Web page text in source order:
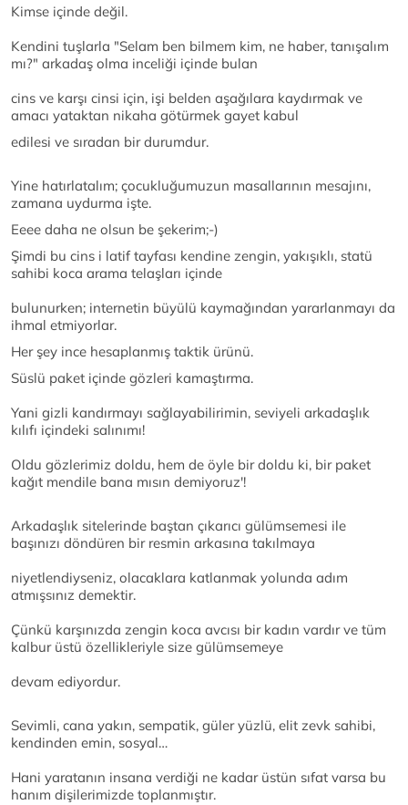
Kimse içinde değil.
Kendini tuşlarla "Selam ben bilmem kim, ne haber, tanışalım
mı?" arkadaş olma inceliği içinde bulan
cins ve karşı cinsi için, işi belden aşağılara kaydırmak ve
amacı yataktan nikaha götürmek gayet kabul
edilesi ve sıradan bir durumdur.
Yine hatırlatalım; çocukluğumuzun masallarının mesajını,
zamana uydurma işte.
Eeee daha ne olsun be şekerim;-)
Şimdi bu cins i latif tayfası kendine zengin, yakışıklı, statü
sahibi koca arama telaşları içinde
bulunurken; internetin büyülü kaymağından yararlanmayı da
ihmal etmiyorlar.
Her şey ince hesaplanmış taktik ürünü.
Süslü paket içinde gözleri kamaştırma.
Yani gizli kandırmayı sağlayabilirimin, seviyeli arkadaşlık
kılıfı içindeki salınımı!
Oldu gözlerimiz doldu, hem de öyle bir doldu ki, bir paket
kağıt mendile bana mısın demiyoruz'!
Arkadaşlık sitelerinde baştan çıkarıcı gülümsemesi ile
başınızı döndüren bir resmin arkasına takılmaya
niyetlendiyseniz, olacaklara katlanmak yolunda adım
atmışsınız demektir.
Çünkü karşınızda zengin koca avcısı bir kadın vardır ve tüm
kalbur üstü özellikleriyle size gülümsemeye
devam ediyordur.
Sevimli, cana yakın, sempatik, güler yüzlü, elit zevk sahibi,
kendinden emin, sosyal…
Hani yaratanın insana verdiği ne kadar üstün sıfat varsa bu
hanım dişilerimizde toplanmıştır.